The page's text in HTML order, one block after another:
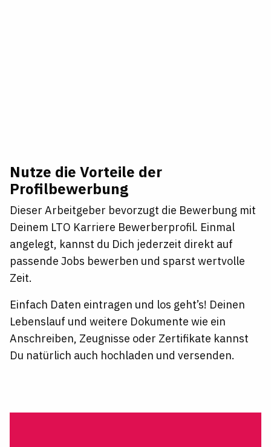
Nutze die Vorteile der
Profilbewerbung
Dieser Arbeitgeber bevorzugt die Bewerbung mit
Deinem LTO Karriere Bewerberprofil. Einmal
angelegt, kannst du Dich jederzeit direkt auf
passende Jobs bewerben und sparst wertvolle
Zeit.
Einfach Daten eintragen und los geht’s! Deinen
Lebenslauf und weitere Dokumente wie ein
Anschreiben, Zeugnisse oder Zertifikate kannst
Du natürlich auch hochladen und versenden.